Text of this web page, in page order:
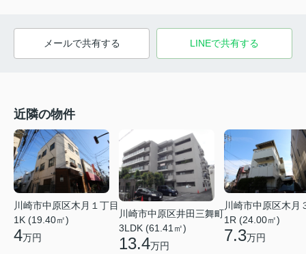
メールで共有する LINEで共有する
近隣の物件
川崎市中原区木月１丁目
1K (19.40㎡)
4万円
川崎市中原区井田三舞町
3LDK (61.41㎡)
13.4万円
川崎市中原区木月
1R (24.00㎡)
7.3万円